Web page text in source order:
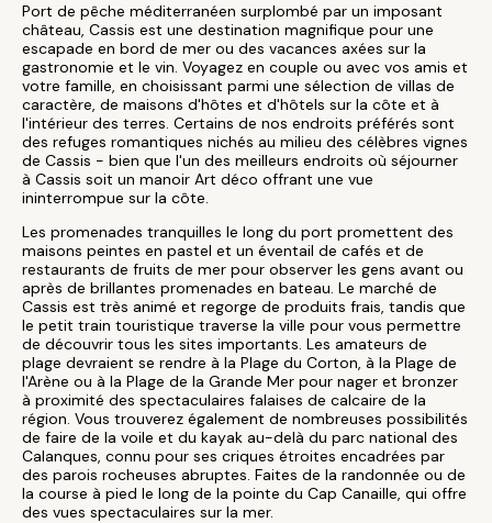
Port de pêche méditerranéen surplombé par un imposant
château, Cassis est une destination magnifique pour une
escapade en bord de mer ou des vacances axées sur la
gastronomie et le vin. Voyagez en couple ou avec vos amis et
votre famille, en choisissant parmi une sélection de villas de
caractère, de maisons d'hôtes et d'hôtels sur la côte et à
l'intérieur des terres. Certains de nos endroits préférés sont
des refuges romantiques nichés au milieu des célèbres vignes
de Cassis - bien que l'un des meilleurs endroits où séjourner
à Cassis soit un manoir Art déco offrant une vue
ininterrompue sur la côte.
Les promenades tranquilles le long du port promettent des
maisons peintes en pastel et un éventail de cafés et de
restaurants de fruits de mer pour observer les gens avant ou
après de brillantes promenades en bateau. Le marché de
Cassis est très animé et regorge de produits frais, tandis que
le petit train touristique traverse la ville pour vous permettre
de découvrir tous les sites importants. Les amateurs de
plage devraient se rendre à la Plage du Corton, à la Plage de
l'Arène ou à la Plage de la Grande Mer pour nager et bronzer
à proximité des spectaculaires falaises de calcaire de la
région. Vous trouverez également de nombreuses possibilités
de faire de la voile et du kayak au-delà du parc national des
Calanques, connu pour ses criques étroites encadrées par
des parois rocheuses abruptes. Faites de la randonnée ou de
la course à pied le long de la pointe du Cap Canaille, qui offre
des vues spectaculaires sur la mer.